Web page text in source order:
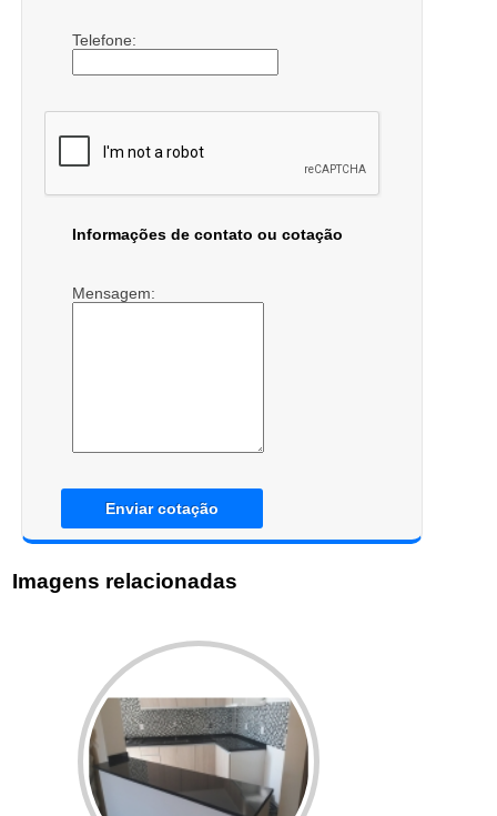
Telefone:
Informações de contato ou cotação
Mensagem:
Enviar cotação
Imagens relacionadas